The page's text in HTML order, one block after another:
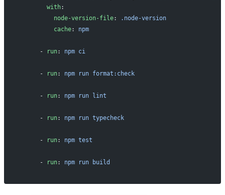
        with
:
          node-version-file
:
.node-version
          cache
: npm
      -
run: npm ci
      -
run: npm run format:check
      -
run: npm run lint
      -
run: npm run typecheck
      -
run: npm test
      -
run: npm run build